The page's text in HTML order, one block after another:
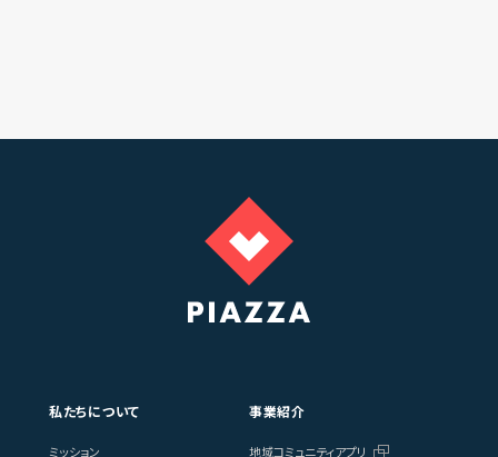
私たちについて
ミッション
事業紹介
地域コミュニティアプリ